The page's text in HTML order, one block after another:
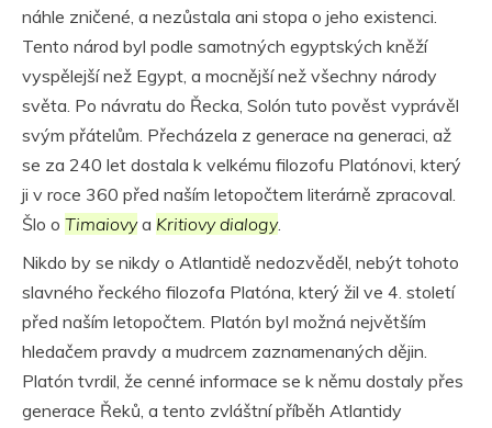
náhle zničené, a nezůstala ani stopa o jeho existenci.
Tento národ byl podle samotných egyptských kněží
vyspělejší než Egypt, a mocnější než všechny národy
světa. Po návratu do Řecka, Solón tuto pověst vyprávěl
svým přátelům. Přecházela z generace na generaci, až
se za 240 let dostala k velkému filozofu Platónovi, který
ji v roce 360 před naším letopočtem literárně zpracoval.
Šlo o Timaiovya Kritiovy dialogy.
Nikdo by se nikdy o Atlantidě nedozvěděl, nebýt tohoto
slavného řeckého filozofa Platóna, který žil ve 4. století
před naším letopočtem. Platón byl možná největším
hledačem pravdy a mudrcem zaznamenaných dějin.
Platón tvrdil, že cenné informace se k němu dostaly přes
generace Řeků, a tento zvláštní příběh Atlantidy